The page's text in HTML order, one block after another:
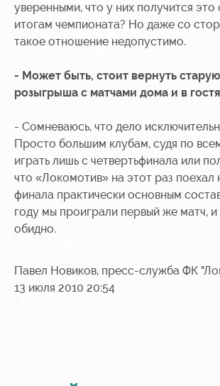
уверенными, что у них получится это
итогам чемпионата? Но даже со
такое отношение недопустимо.
- Может быть, стоит вернуть
розыгрыша с матчами дома и в
- Сомневаюсь, что дело
Просто большим клубам, судя по
играть лишь с четвертьфинала или
что «Локомотив» на этот раз поехал
финала практически основным
году мы проиграли первый же матч,
обидно.
Павел Новиков, пресс-служба ФК
13 июля 2010 20:54